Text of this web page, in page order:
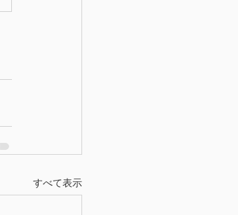
すべて表示